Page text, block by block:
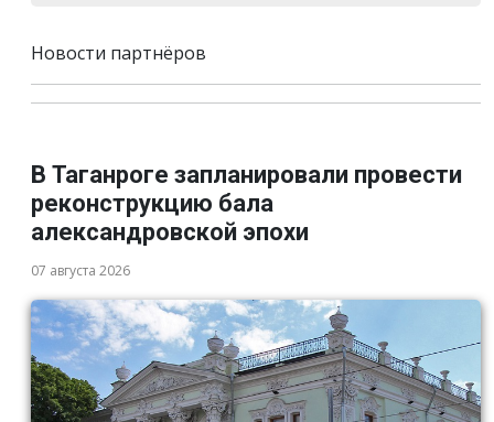
Новости партнёров
В Таганроге запланировали провести
реконструкцию бала
александровской эпохи
07 августа 2026